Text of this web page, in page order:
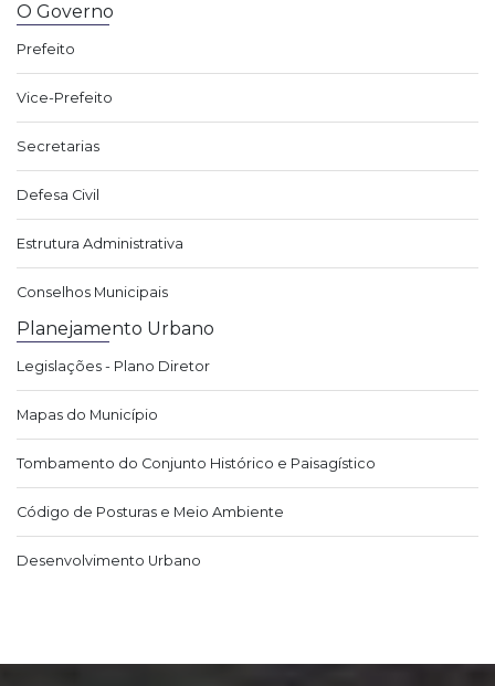
O Governo
Prefeito
Vice-Prefeito
Secretarias
Defesa Civil
Estrutura Administrativa
Conselhos Municipais
Planejamento Urbano
Legislações - Plano Diretor
Mapas do Município
Tombamento do Conjunto Histórico e Paisagístico
Código de Posturas e Meio Ambiente
Desenvolvimento Urbano